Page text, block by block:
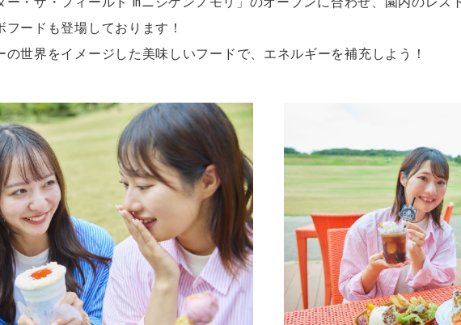
ードも登場しております！
の世界をイメージした美味しいフードで、エネルギーを補充しよう！